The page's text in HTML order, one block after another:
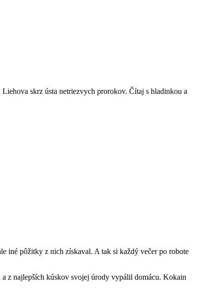
skrz ústa netriezvych prorokov. Čítaj s hladinkou a
iné pôžitky z nich získaval. A tak si každý večer po robote
z najlepších kúskov svojej úrody vypálil domácu. Kokain